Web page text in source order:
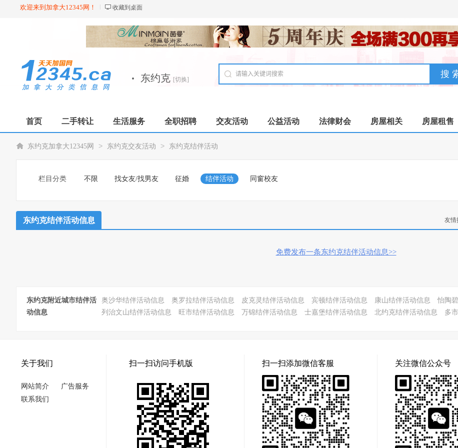
欢迎来到加拿大12345网！ 收藏到桌面
· 东约克 [切换]
首页 二手转让 生活服务 全职招聘 交友活动 公益活动 法律财会 房屋相关 房屋租售
东约克加拿大12345网 > 东约克交友活动 > 东约克结伴活动
栏目分类 不限 找女友/找男友 征婚 结伴活动 同窗校友
东约克结伴活动信息 友情
免费发布一条东约克结伴活动信息>>
东约克附近城市结伴活
动信息
奥沙华结伴活动信息 奥罗拉结伴活动信息 皮克灵结伴活动信息 宾顿结伴活动信息 康山结伴活动信息 怡陶
列治文山结伴活动信息
旺市结伴活动信息 万锦结伴活动信息 士嘉堡结伴活动信息 北约克结伴活动信息 多
关于我们
网站简介
广告服务
联系我们
扫一扫访问手机版 扫一扫添加微信客服 关注微信公众号